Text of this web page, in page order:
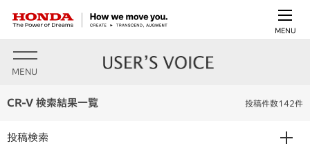
MENU
MENU
CR-V 検索結果一覧 投稿件数142件
投稿検索